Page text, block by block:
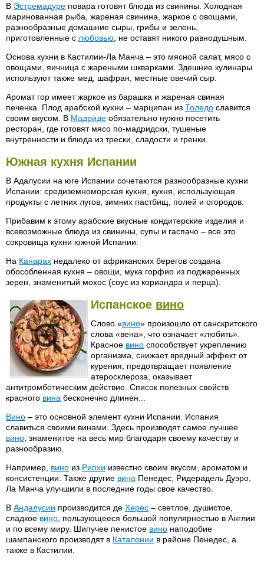
В Эстремадуре повара готовят блюда из свинины. Холодная
маринованная рыба, жареная свинина, жаркое с овощами,
разнообразные домашние сыры, грибы и зелень,
приготовленные с любовью , не оставят никого равнодушным.
Основа кухни в Кастилии-Ла Манча – это мясной салат, мясо с
овощами, яичница с жареными шкварками. Здешние кулинары
используют также мед, шафран, местные овечий сыр.
Аромат гор имеет жаркое из барашка и жареная свиная
печенка. Плод арабской кухни – марципан из Толедо славится
своим вкусом. В Мадриде обязательно нужно посетить
ресторан, где готовят мясо по-мадридски, тушеные
внутренности и блюда из трески, сладости и гренки.
Южная кухня Испании
В Адалусии на юге Испании сочетаются разнообразные кухни
Испании: средиземноморская кухня, кухня, использующая
продукты с летних лугов, зимних пастбищ, полей и огородов.
Прибавим к этому арабские вкусные кондитерские изделия и
всевозможные блюда из свинины, супы и гаспачо – все это
сокровища кухни южной Испании.
На Канарах недалеко от африканских берегов создана
обособленная кухня – овощи, мука горфио из поджаренных
зерен, знаменитый мохос (соус из кориандра и перца).
Испанское вино
Слово «вино» произошло от санскритского
слова «вена», что означает «любить».
Красное вино способствует укреплению
организма, снижает вредный эффект от
курения, предотвращает появление
атеросклероза, оказывает
антитромботическим действие. Список полезных свойств
красного вина бесконечно длинен...
Вино – это основной элемент кухни Испании. Испания
славиться своими винами. Здесь производят самое лучшее
вино , знаменитое на весь мир благодаря своему качеству и
разнообразию.
Например, вино из Риохи известно своим вкусом, ароматом и
консистенции. Также другие вина Пенедес, Ридерадель Дуэро,
Ла Манча улучшили в последние годы свое качество.
В Андалусии производится де Херес – светлое, душистое,
сладкое вино , пользующееся большой популярностью в Англии
и по всему миру. Шипучее пенистое вино наподобие
шампанского производят в Каталонии в районе Пенедес, а
также в Кастилии.